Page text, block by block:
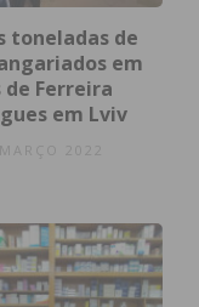
a apoiar esta
de
PT50 0036
toneladas de
em
de Ferreira
em Lviv
2022